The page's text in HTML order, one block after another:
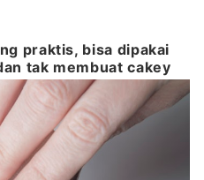
praktis, bisa dipakai
tak membuat cakey